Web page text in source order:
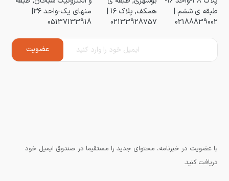
طبقه ی ششم |
02188839002
همکف, پلاک ۱۶ |
02133928757
منهای یک-واحد ۳۶|
05137133918
با عضویت در خبرنامه، محتوای جدید را مستقیما در صندوق ایمیل خود
دریافت کنید.